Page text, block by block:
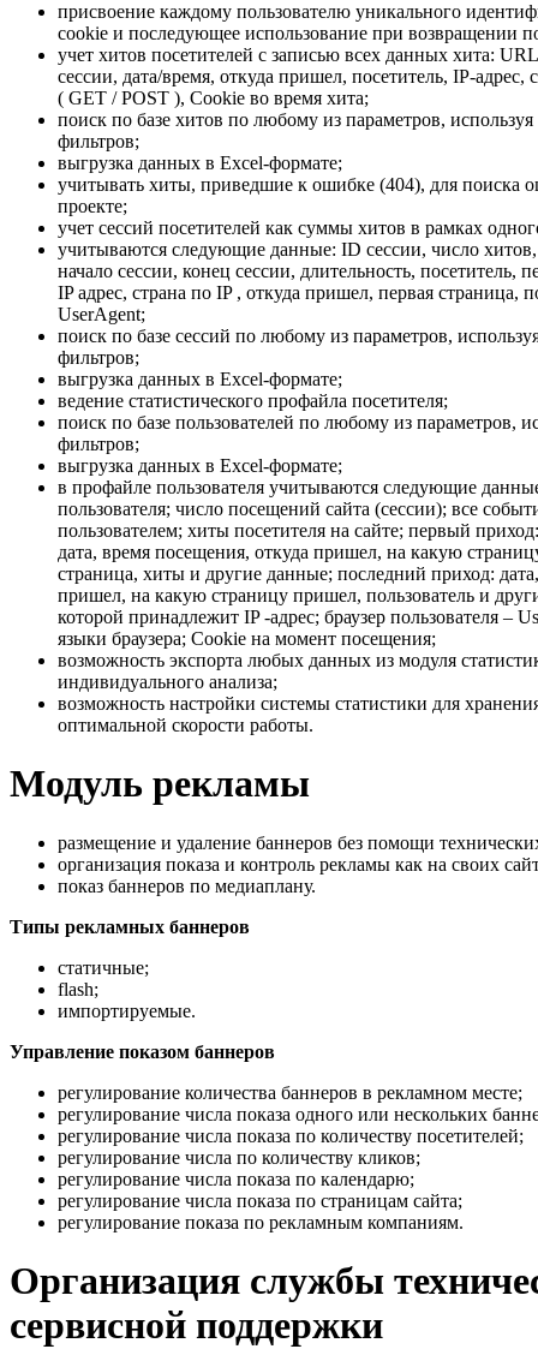
присвоение каждому пользователю уникального
cookie и последующее использование при возвращении
учет хитов посетителей с записью всех данных хита:
сессии, дата/время, откуда пришел, посетитель, IP-адрес,
( GET / POST ), Cookie во время хита;
поиск по базе хитов по любому из параметров,
фильтров;
выгрузка данных в Excel-формате;
учитывать хиты, приведшие к ошибке (404), для поиска
проекте;
учет сессий посетителей как суммы хитов в рамках
учитываются следующие данные: ID сессии, число
начало сессии, конец сессии, длительность, посетитель,
IP адрес, страна по IP , откуда пришел, первая страница,
UserAgent;
поиск по базе сессий по любому из параметров,
фильтров;
выгрузка данных в Excel-формате;
ведение статистического профайла посетителя;
поиск по базе пользователей по любому из параметров,
фильтров;
выгрузка данных в Excel-формате;
в профайле пользователя учитываются следующие
пользователя; число посещений сайта (сессии); все
пользователем; хиты посетителя на сайте; первый
дата, время посещения, откуда пришел, на какую
страница, хиты и другие данные; последний приход:
пришел, на какую страницу пришел, пользователь и
которой принадлежит IP -адрес; браузер пользователя –
языки браузера; Cookie на момент посещения;
возможность экспорта любых данных из модуля
индивидуального анализа;
возможность настройки системы статистики для
оптимальной скорости работы.
Модуль рекламы
размещение и удаление баннеров без помощи
организация показа и контроль рекламы как на своих
показ баннеров по медиаплану.
Типы рекламных баннеров
статичные;
flash;
импортируемые.
Управление показом баннеров
регулирование количества баннеров в рекламном месте;
регулирование числа показа одного или нескольких
регулирование числа показа по количеству посетителей;
регулирование числа по количеству кликов;
регулирование числа показа по календарю;
регулирование числа показа по страницам сайта;
регулирование показа по рекламным компаниям.
Организация службы
сервисной поддержки